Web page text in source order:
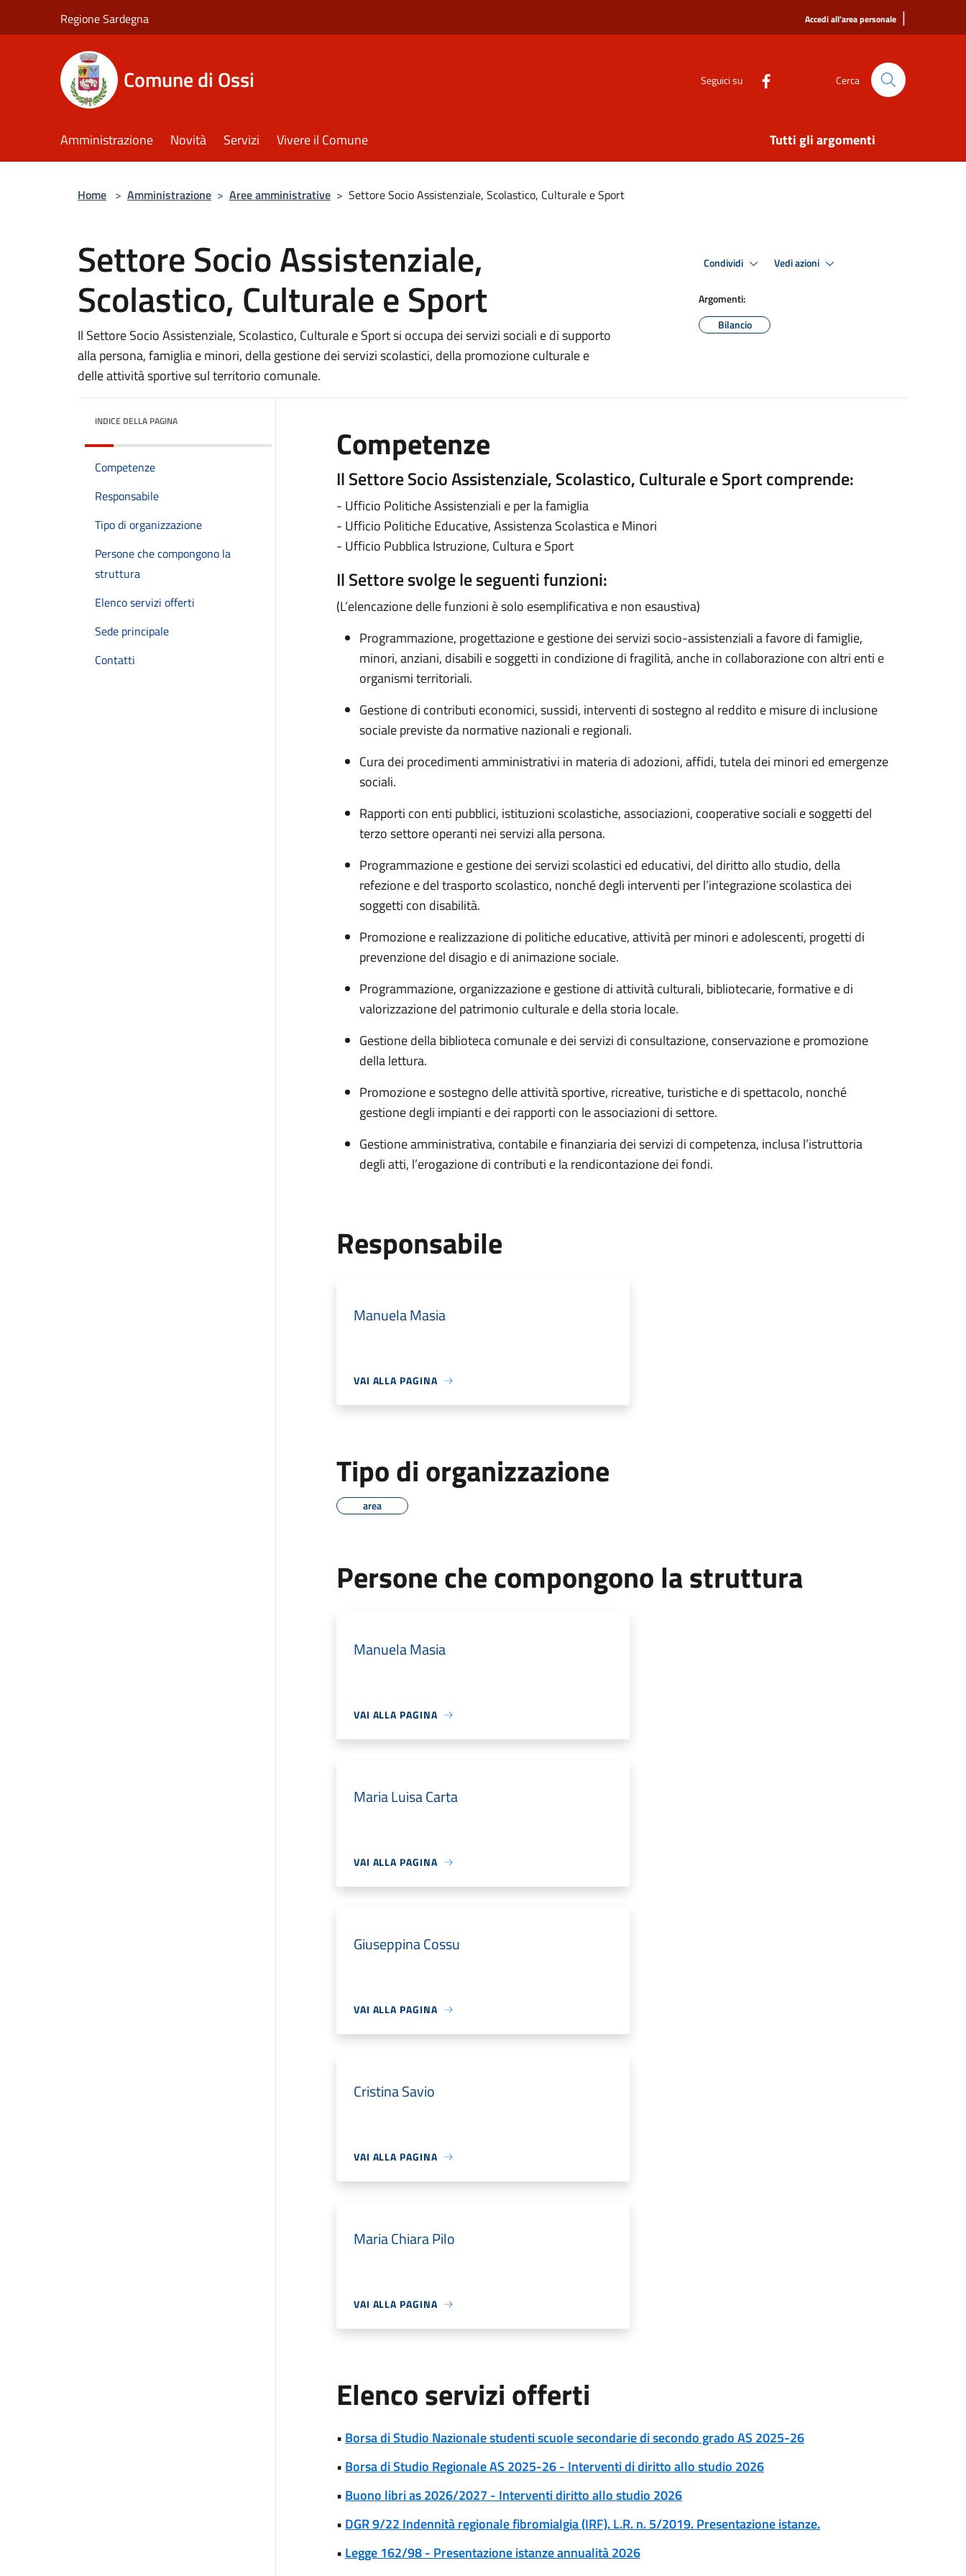
Regione Sardegna Accedi all'area personale |
Comune di Ossi Seguici su Cerca
Amministrazione Novità Servizi Vivere il Comune Tutti gli argomenti
Home > Amministrazione > Aree amministrative > Settore Socio Assistenziale, Scolastico, Culturale e Sport
Settore Socio Assistenziale,
Scolastico, Culturale e Sport
Il Settore Socio Assistenziale, Scolastico, Culturale e Sport si occupa dei servizi sociali e di supporto
alla persona, famiglia e minori, della gestione dei servizi scolastici, della promozione culturale e
delle attività sportive sul territorio comunale.
Condividi Vedi azioni
Argomenti:
Bilancio
INDICE DELLA PAGINA
Competenze
Responsabile
Tipo di organizzazione
Persone che compongono la
struttura
Elenco servizi offerti
Sede principale
Contatti
Competenze
Il Settore Socio Assistenziale, Scolastico, Culturale e Sport comprende:
- Ufficio Politiche Assistenziali e per la famiglia
- Ufficio Politiche Educative, Assistenza Scolastica e Minori
- Ufficio Pubblica Istruzione, Cultura e Sport
Il Settore svolge le seguenti funzioni:
(L’elencazione delle funzioni è solo esemplificativa e non esaustiva)
Programmazione, progettazione e gestione dei servizi socio-assistenziali a favore di famiglie,
minori, anziani, disabili e soggetti in condizione di fragilità, anche in collaborazione con altri enti e
organismi territoriali.
Gestione di contributi economici, sussidi, interventi di sostegno al reddito e misure di inclusione
sociale previste da normative nazionali e regionali.
Cura dei procedimenti amministrativi in materia di adozioni, affidi, tutela dei minori ed emergenze
sociali.
Rapporti con enti pubblici, istituzioni scolastiche, associazioni, cooperative sociali e soggetti del
terzo settore operanti nei servizi alla persona.
Programmazione e gestione dei servizi scolastici ed educativi, del diritto allo studio, della
refezione e del trasporto scolastico, nonché degli interventi per l’integrazione scolastica dei
soggetti con disabilità.
Promozione e realizzazione di politiche educative, attività per minori e adolescenti, progetti di
prevenzione del disagio e di animazione sociale.
Programmazione, organizzazione e gestione di attività culturali, bibliotecarie, formative e di
valorizzazione del patrimonio culturale e della storia locale.
Gestione della biblioteca comunale e dei servizi di consultazione, conservazione e promozione
della lettura.
Promozione e sostegno delle attività sportive, ricreative, turistiche e di spettacolo, nonché
gestione degli impianti e dei rapporti con le associazioni di settore.
Gestione amministrativa, contabile e finanziaria dei servizi di competenza, inclusa l’istruttoria
degli atti, l’erogazione di contributi e la rendicontazione dei fondi.
Responsabile
Manuela Masia
VAI ALLA PAGINA
Tipo di organizzazione
area
Persone che compongono la struttura
Manuela Masia
VAI ALLA PAGINA
Maria Luisa Carta
VAI ALLA PAGINA
Giuseppina Cossu
VAI ALLA PAGINA
Cristina Savio
VAI ALLA PAGINA
Maria Chiara Pilo
VAI ALLA PAGINA
Elenco servizi offerti
• Borsa di Studio Nazionale studenti scuole secondarie di secondo grado AS 2025-26
• Borsa di Studio Regionale AS 2025-26 - Interventi di diritto allo studio 2026
• Buono libri as 2026/2027 - Interventi diritto allo studio 2026
• DGR 9/22 Indennità regionale fibromialgia (IRF). L.R. n. 5/2019. Presentazione istanze.
• Legge 162/98 - Presentazione istanze annualità 2026